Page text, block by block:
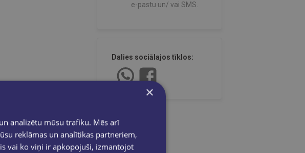
e-pastu un/ vai SMS.
Dalies sociālajos tīklos:
×
analizētu mūsu trafiku. Mēs arī
reklāmas un analītikas partneriem,
vai ko viņi ir apkopojuši, izmantojot